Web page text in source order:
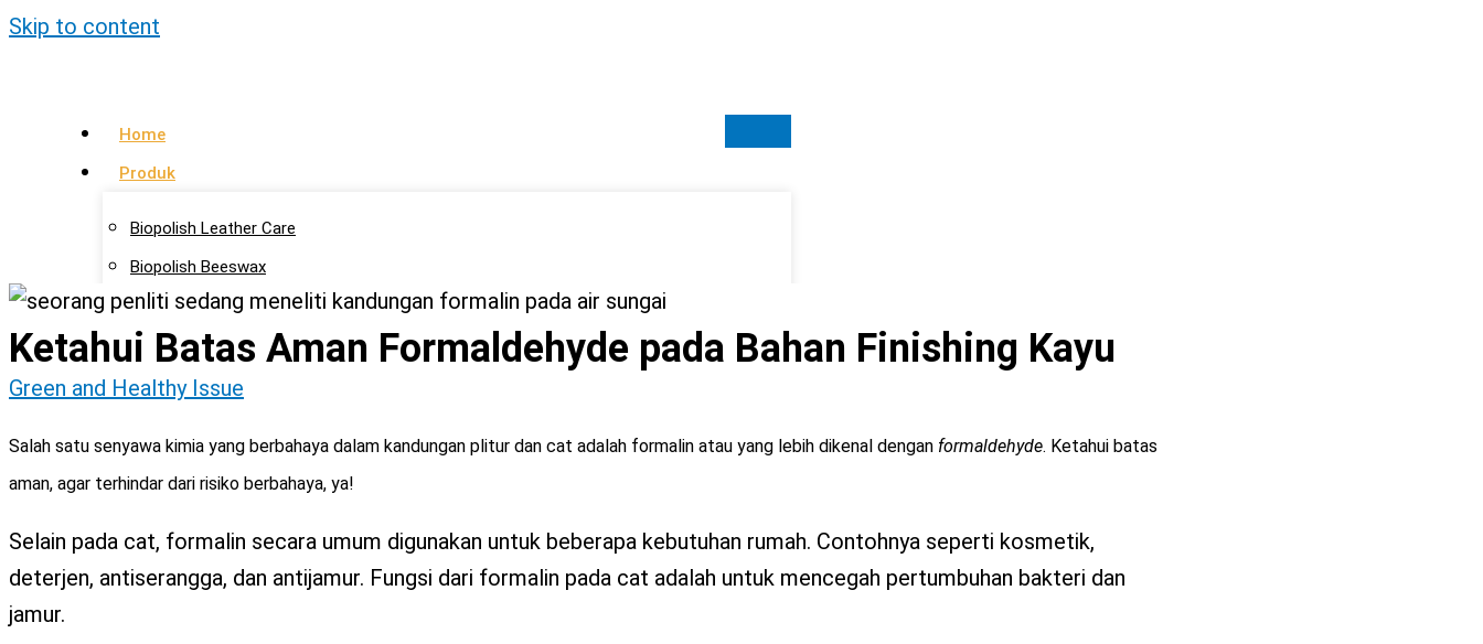
Skip to content
Home
Produk
Biopolish Leather Care
Biopolish Beeswax
Biopolish Natural Oil
Artikel
Lokasi Agen
Kontak Kami
Ketahui Batas Aman Formaldehyde pada Bahan Finishing Kayu
Green and Healthy Issue
Salah satu senyawa kimia yang berbahaya dalam kandungan plitur dan cat adalah formalin atau yang lebih dikenal dengan formaldehyde. Ketahui batas
aman, agar terhindar dari risiko berbahaya, ya!
Selain pada cat, formalin secara umum digunakan untuk beberapa kebutuhan rumah. Contohnya seperti kosmetik,
deterjen, antiserangga, dan antijamur. Fungsi dari formalin pada cat adalah untuk mencegah pertumbuhan bakteri dan
jamur.